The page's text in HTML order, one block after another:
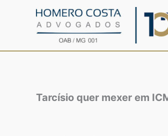
Tarcísio quer mexer em